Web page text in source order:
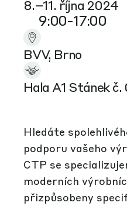
8.–11. října 2024
9:00-17:00
BVV, Brno
Hala A1 Stánek č.
Hledáte
podporu vašeho
CTP se
moderních
přizpůsobeny